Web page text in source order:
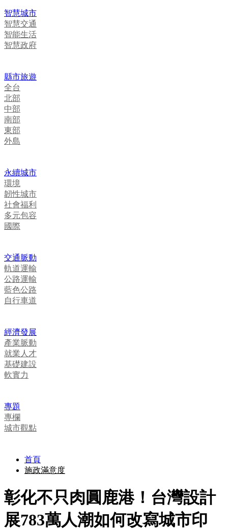
智慧城市
智慧交通
智能生活
智慧政府
縣市旅遊
全台
北部
中部
南部
東部
外島
永續城市
環境
韌性城市
社會福利
多元包容
國際
交通脈動
軌道運輸
公路運輸
藍色公路
自行車道
經濟發展
產業脈動
就業人才
基礎建設
軟實力
專題
專欄
城市觀點
首頁
施政滿意度
彰化不只肉圓鹿港！台灣設計
展783萬人潮如何改寫城市印